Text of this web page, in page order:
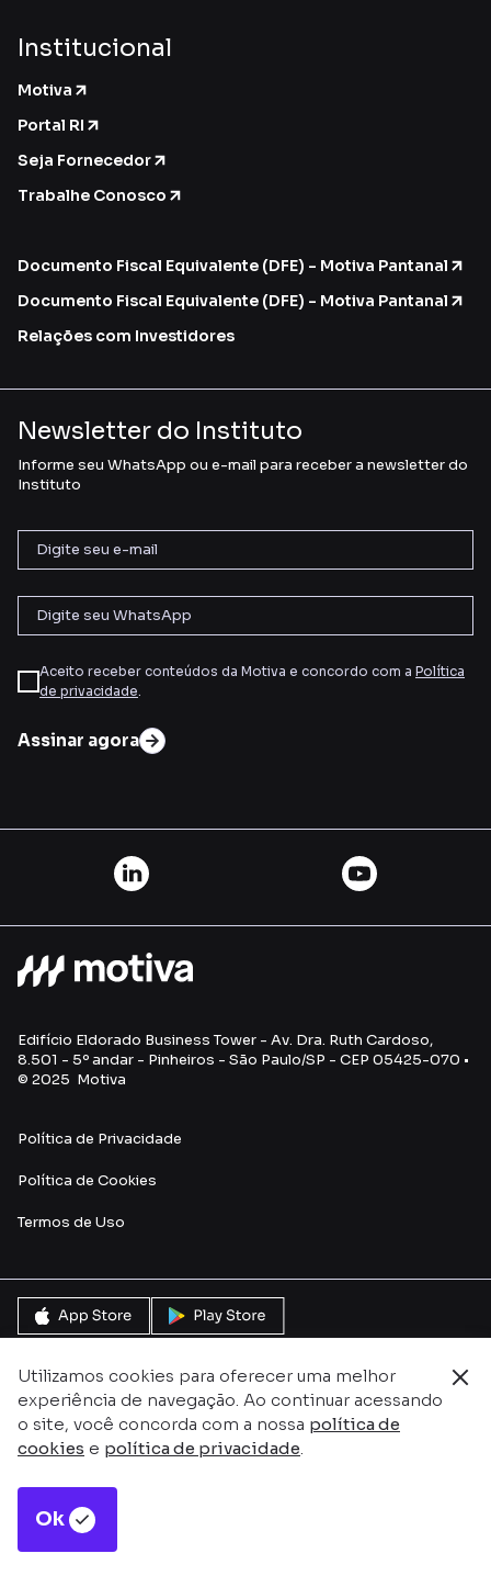
Utilizamos cookies para oferecer uma melhor
experiência de navegação. Ao continuar acessando
o site, você concorda com a nossa política de
cookies e política de privacidade.
Ok
Institucional
Motiva
Portal RI
Seja Fornecedor
Trabalhe Conosco
Documento Fiscal Equivalente (DFE) - Motiva Pantanal
Documento Fiscal Equivalente (DFE) - Motiva Pantanal
Relações com Investidores
Newsletter do Instituto
Informe seu WhatsApp ou e-mail para receber a newsletter do
Instituto
Aceito receber conteúdos da Motiva e concordo com a Política
de privacidade.
Assinar agora
Edifício Eldorado Business Tower - Av. Dra. Ruth Cardoso,
8.501 - 5º andar - Pinheiros - São Paulo/SP - CEP 05425-070 •
© 2025 Motiva
Política de Privacidade
Política de Cookies
Termos de Uso
Este site é protegido pelo reCAPTCHA e pela
Privacidadee